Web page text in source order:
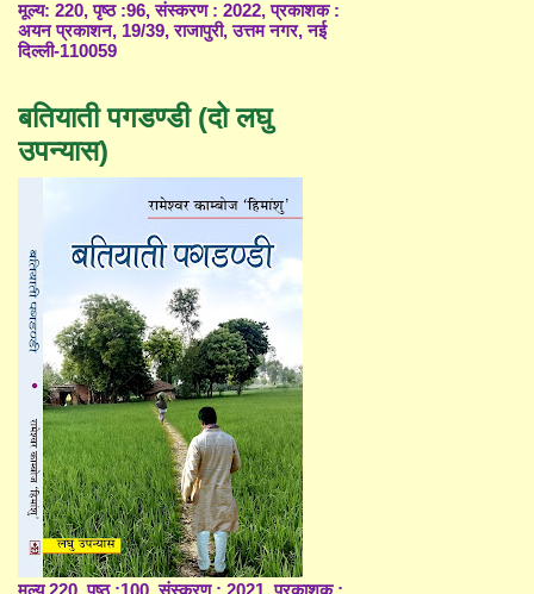
मूल्य: 220, पृष्ठ :96, संस्करण : 2022, प्रकाशक :
अयन प्रकाशन, 19/39, राजापुरी, उत्तम नगर, नई
दिल्ली-110059
बतियाती पगडण्डी (दो लघु
उपन्यास)